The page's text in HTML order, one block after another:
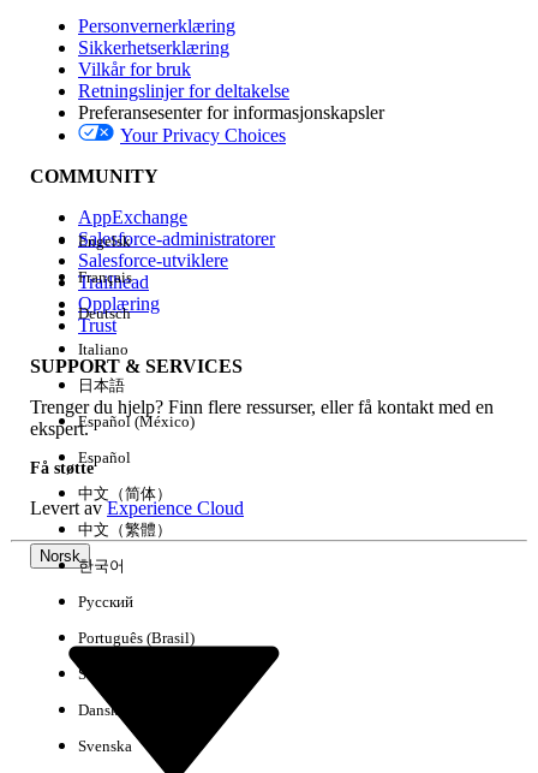
Utgave
Erfaring
Fjern alle Utført
Personvernerklæring
Sikkerhetserklæring
Vilkår for bruk
Retningslinjer for deltakelse
Preferansesenter for informasjonskapsler
Your Privacy Choices
COMMUNITY
AppExchange
Salesforce-administratorer
Salesforce-utviklere
Trailhead
Opplæring
Trust
SUPPORT & SERVICES
Trenger du hjelp? Finn flere ressurser, eller få kontakt med en
ekspert.
Få støtte
Levert avExperience Cloud
Norsk
Engelsk
Français
Deutsch
Italiano
日本語
Español (México)
Español
中文（简体）
中文（繁體）
한국어
Русский
Português (Brasil)
Suomi
Dansk
Svenska